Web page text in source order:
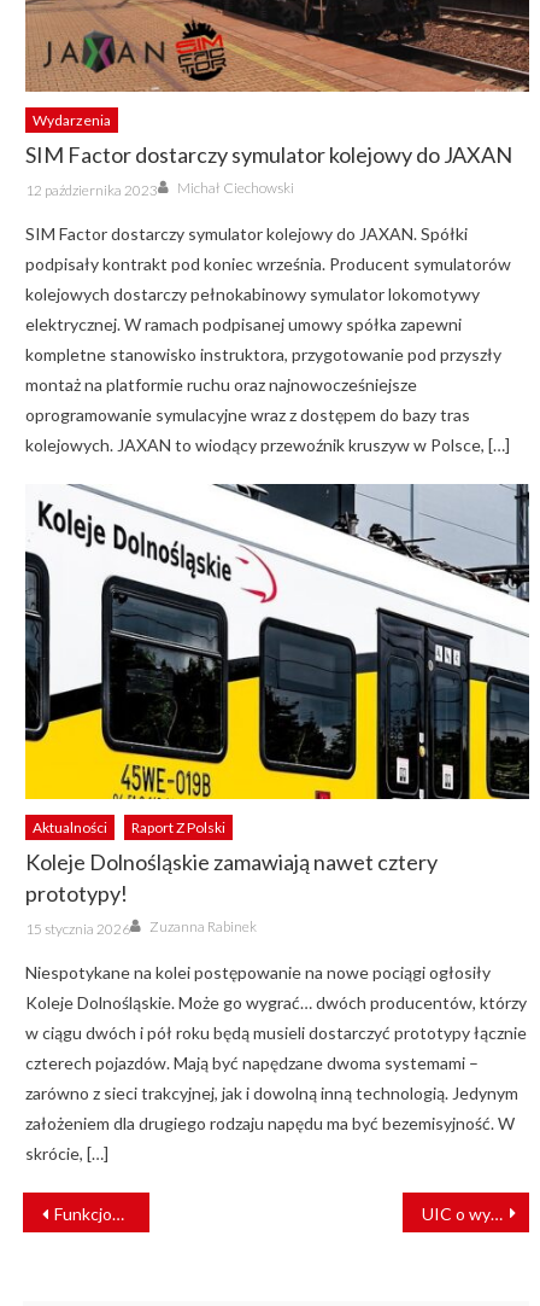
Wydarzenia
SIM Factor dostarczy symulator kolejowy do JAXAN
Posted
on
12 października 2023 Author
Michał Ciechowski
SIM Factor dostarczy symulator kolejowy do JAXAN. Spółki
podpisały kontrakt pod koniec września. Producent symulatorów
kolejowych dostarczy pełnokabinowy symulator lokomotywy
elektrycznej. W ramach podpisanej umowy spółka zapewni
kompletne stanowisko instruktora, przygotowanie pod przyszły
montaż na platformie ruchu oraz najnowocześniejsze
oprogramowanie symulacyjne wraz z dostępem do bazy tras
kolejowych. JAXAN to wiodący przewoźnik kruszyw w Polsce, […]
Aktualności Raport Z Polski
Koleje Dolnośląskie zamawiają nawet cztery
prototypy!
Posted
on
15 stycznia 2026 Author
Zuzanna Rabinek
Niespotykane na kolei postępowanie na nowe pociągi ogłosiły
Koleje Dolnośląskie. Może go wygrać… dwóch producentów, którzy
w ciągu dwóch i pół roku będą musieli dostarczyć prototypy łącznie
czterech pojazdów. Mają być napędzane dwoma systemami –
zarówno z sieci trakcyjnej, jak i dowolną inną technologią. Jedynym
założeniem dla drugiego rodzaju napędu ma być bezemisyjność. W
skrócie, […]
NAWIGACJA
WPISU
Funkcjonariusze SOK wspierają Straż Graniczną w walce z nielegalną migracją UIC o wyzwaniach stojących przed kolejami w Ameryce Północnej